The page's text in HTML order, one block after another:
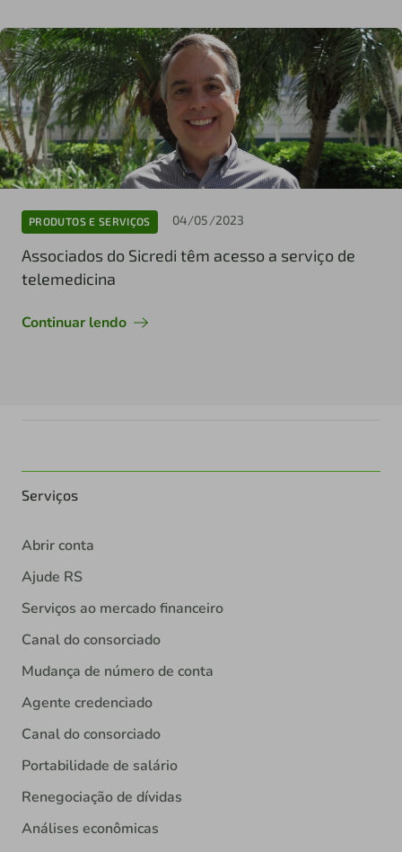
PRODUTOS E SERVIÇOS 04/05/2023
Associados do Sicredi têm acesso a serviço de
telemedicina
Continuar lendo
Serviços
Abrir conta
Ajude RS
Serviços ao mercado financeiro
Canal do consorciado
Mudança de número de conta
Agente credenciado
Canal do consorciado
Portabilidade de salário
Renegociação de dívidas
Análises econômicas